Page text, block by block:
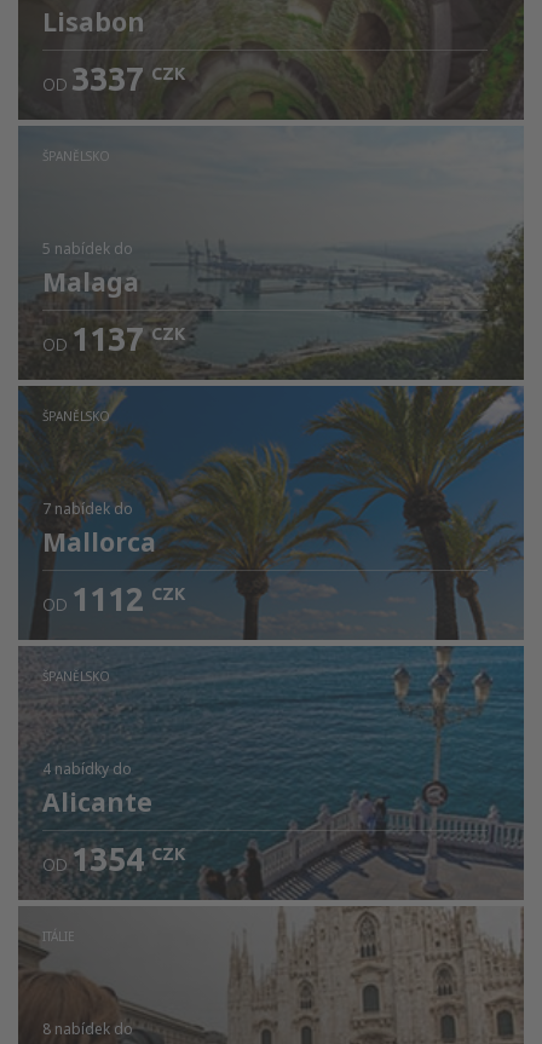
Lisabon
OD 3337 CZK
ŠPANĚLSKO
5 nabídek do
Malaga
OD 1137 CZK
ŠPANĚLSKO
7 nabídekdo
Mallorca
OD 1112 CZK
ŠPANĚLSKO
4 nabídky do
Alicante
OD1354 CZK
ITÁLIE
8 nabídek do